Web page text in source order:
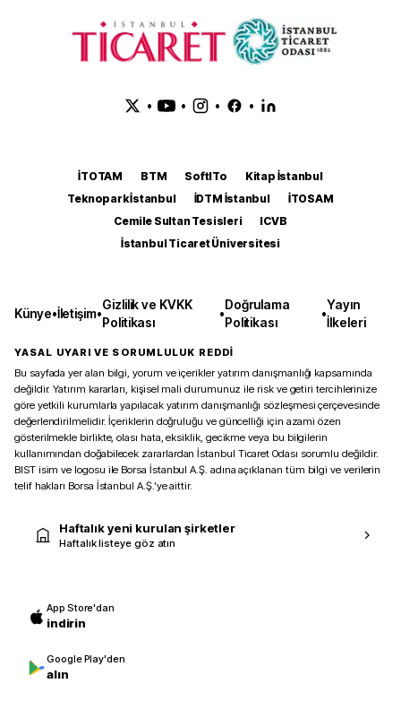
• • • •
İTOTAM BTM SoftITo
Kitap İstanbul
Teknopark İstanbul
İDTM İstanbul
İTOSAM
Cemile Sultan Tesisleri
ICVB
İstanbul Ticaret Üniversitesi
Künye•İletişim•
Gizlilik ve KVKK
Politikası
•
Doğrulama
Politikası
•
Yayın
İlkeleri
YASAL UYARI VE SORUMLULUK REDDİ
Bu sayfada yer alan bilgi, yorum ve içerikler yatırım danışmanlığı kapsamında
değildir. Yatırım kararları, kişisel mali durumunuz ile risk ve getiri tercihlerinize
göre yetkili kurumlarla yapılacak yatırım danışmanlığı sözleşmesi çerçevesinde
değerlendirilmelidir. İçeriklerin doğruluğu ve güncelliği için azami özen
gösterilmekle birlikte, olası hata, eksiklik, gecikme veya bu bilgilerin
kullanımından doğabilecek zararlardan İstanbul Ticaret Odası sorumlu değildir.
BIST isim ve logosu ile Borsa İstanbul A.Ş. adına açıklanan tüm bilgi ve verilerin
telif hakları Borsa İstanbul A.Ş.’ye aittir.
Haftalık yeni kurulan şirketler
Haftalık listeye göz atın
App Store'dan
indirin
Google Play'den
alın